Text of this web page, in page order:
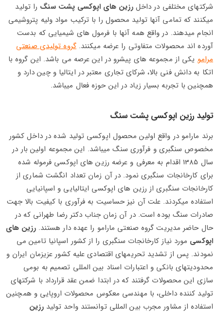
شرکتهای مختلفی در داخلرزین های اپوکسی پشت سنگ را تولید
میکنند که تمامی آنها تولید محصول را با ترکیب مواد ولیه پتروشیمی
انجام میدهند. در واقع همه آنها با فرمول های شیمیایی که بدست
آورده اند محصولات متفاوتی را عرضه میکنند.گروه تولیدی صنعتی
مرامویکی از مجموعه های پیشرو در این عرصه می باشد. این گروه با
اتکا به دانش فنی بالا، شرکای تجاری معتبر در ایتالیا و چین دارد و
همچنین با تجربه بسیار زیاد در این حوزه فعال میباشد.
تولید رزین اپوکسی پشت سنگ
برند مارامو در واقع اولین محصول اپوکسی تولید شده در داخل کشور
مخصوص سنگبری و فرآوری سنگ میباشد. این مجموعه اولین بار در
سال 1385 اقدام به معرفی و عرضه رزین های اپوکسی فرموله شده
برای کارخانجات سنگبری نمود. در آن زمان تعداد انگشت شماری از
کارخانجات سنگبری از رزین های اپوکسی ایتالیایی و اسپانیایی
استفاده میکردند. علت آن نیز حساسیت به فرآوری با کیفیت بالا جهت
صادرات سنگ بوده است. در آن زمان جناب دکتر رضا طهرانی که در
حال حاضر مدیریت گروه صنعتی مارامو را عهده دار هستند.رزین های
اپوکسی مورد نیاز کارخانجات سنگبری را از کشور اسپانیا تامین می
نمودند. پس از تشدید تحریمهای اقتصادی علیه کشور عزیزمان ایران و
محدودیتهای بانکی و اعتبارات اسناد بین المللی تصمیم به بومی
سازی این محصولات گرفتند که در ابتدا ضمن عقد قرارداد با شرکتهای
تولید کننده داخلی، با مهندسی معکوس محصولات اروپایی و همچنین
استفاده از مشاور مجرب بین المللی توانستند واحد تولیدرزین